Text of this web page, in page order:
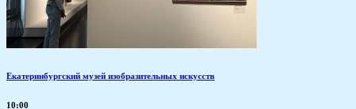
Екатеринбургский музей изобразительных искусств
10:00